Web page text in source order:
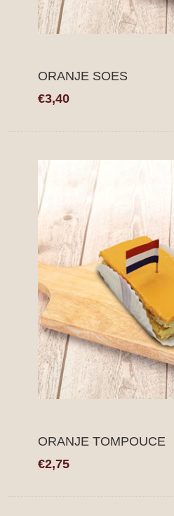
ORANJE SOES
€3,40
ORANJE TOMPOUCE
€2,75